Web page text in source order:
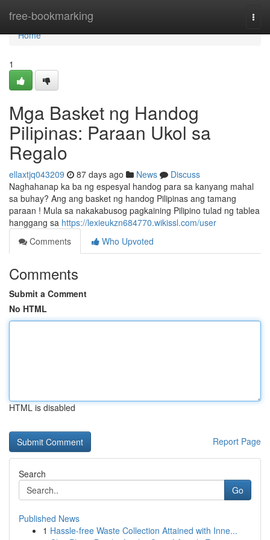
free-bookmarking
Home
Home
1
Mga Basket ng Handog
Pilipinas: Paraan Ukol sa
Regalo
ellaxtjq043209 87 days ago News
Discuss
Naghahanap ka ba ng espesyal handog para sa kanyang mahal
sa buhay? Ang ang basket ng handog Pilipinas ang tamang
paraan ! Mula sa nakakabusog pagkaining Pilipino tulad ng tablea
hanggang sa https://lexieukzn684770.wikissl.com/user
Comments
Who Upvoted
Comments
Submit a Comment
No HTML
HTML is disabled
Report Page
Search
Go
Published News
1 Hassle-free Waste Collection Attained with Inne...